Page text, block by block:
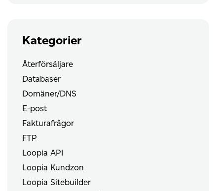
Kategorier
Återförsäljare
Databaser
Domäner/DNS
E-post
Fakturafrågor
FTP
Loopia API
Loopia Kundzon
Loopia Sitebuilder